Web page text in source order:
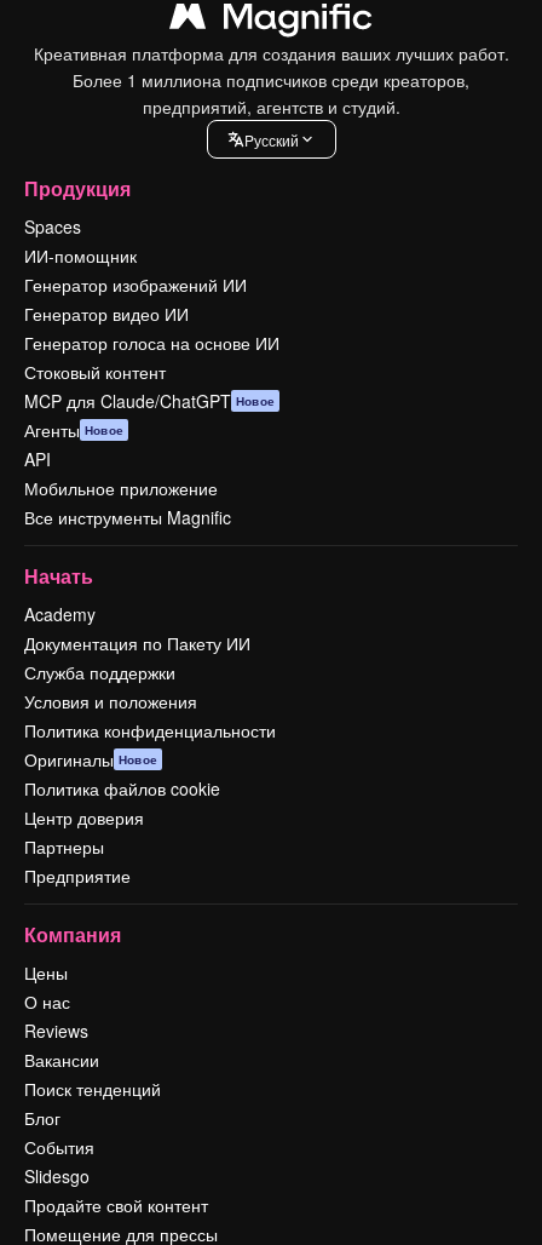
Креативная платформа для создания ваших лучших работ.
Более 1 миллиона подписчиков среди креаторов,
предприятий, агентств и студий.
Pусский
Продукция
Spaces
ИИ-помощник
Генератор изображений ИИ
Генератор видео ИИ
Генератор голоса на основе ИИ
Стоковый контент
MCP для Claude/ChatGPT Новое
Агенты Новое
API
Мобильное приложение
Все инструменты Magnific
Начать
Academy
Документация по Пакету ИИ
Служба поддержки
Условия и положения
Политика конфиденциальности
Оригиналы Новое
Политика файлов cookie
Центр доверия
Партнеры
Предприятие
Компания
Цены
О нас
Reviews
Вакансии
Поиск тенденций
Блог
События
Slidesgo
Продайте свой контент
Помещение для прессы